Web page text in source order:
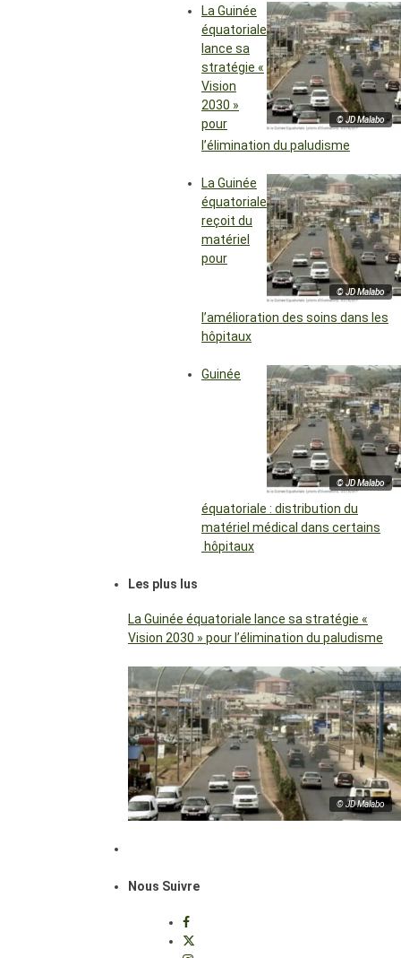
© JD Malabo
La Guinée
équatoriale
lance sa
stratégie «
Vision
2030 »
pour
l’élimination du paludisme
© JD Malabo
La Guinée
équatoriale
reçoit du
matériel
pour
l’amélioration des soins dans les
hôpitaux
© JD Malabo
Guinée
équatoriale : distribution du
matériel médical dans certains
hôpitaux
Les plus lus
La Guinée équatoriale lance sa stratégie «
Vision 2030 » pour l’élimination du paludisme
© JD Malabo
Nous Suivre